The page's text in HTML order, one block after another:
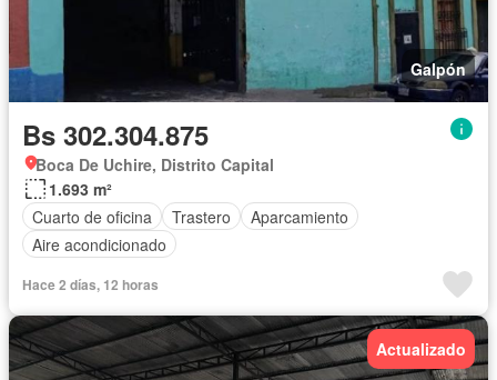
Galpón
Bs 302.304.875
Boca De Uchire, Distrito Capital
1.693 m²
Cuarto de oficina
Trastero
Aparcamiento
Aire acondicionado
Hace 2 días, 12 horas
Actualizado